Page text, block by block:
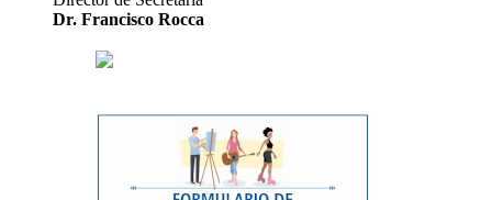
Dr. Francisco Rocca